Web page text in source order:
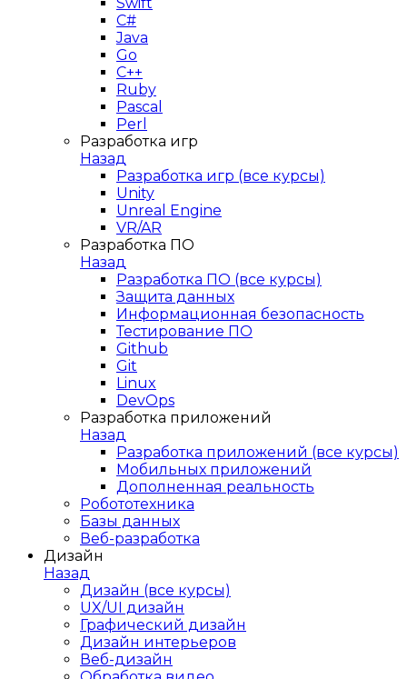
C#
Java
Go
C++
Ruby
Pascal
Perl
Разработка игр
Назад
Разработка игр (все курсы)
Unity
Unreal Engine
VR/AR
Разработка ПО
Назад
Разработка ПО (все курсы)
Защита данных
Информационная безопасность
Тестирование ПО
Github
Git
Linux
DevOps
Разработка приложений
Назад
Разработка приложений (все курсы)
Мобильных приложений
Дополненная реальность
Робототехника
Базы данных
Веб-разработка
Дизайн
Назад
Дизайн (все курсы)
UX/UI дизайн
Графический дизайн
Дизайн интерьеров
Веб-дизайн